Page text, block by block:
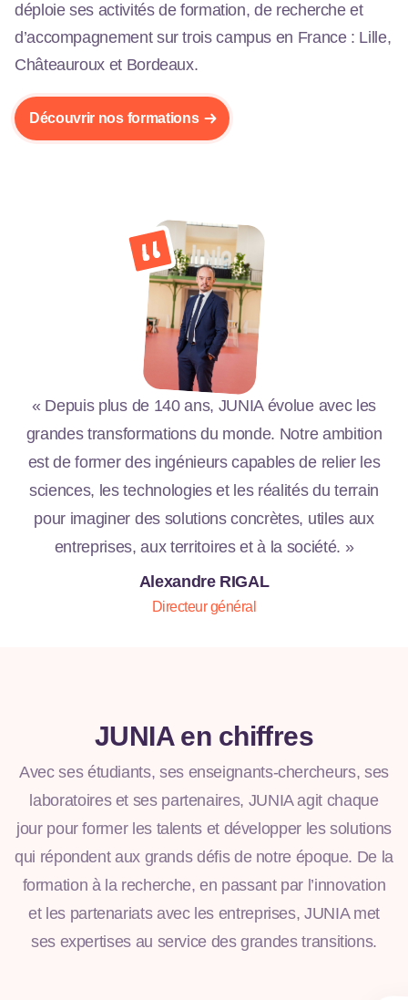
déploie ses activités de formation, de recherche et
d’accompagnement sur trois campus en France : Lille,
Châteauroux et Bordeaux.
Découvrir nos formations
« Depuis plus de 140 ans, JUNIA évolue avec les
grandes transformations du monde. Notre ambition
est de former des ingénieurs capables de relier les
sciences, les technologies et les réalités du terrain
pour imaginer des solutions concrètes, utiles aux
entreprises, aux territoires et à la société. »
Alexandre RIGAL
Directeur général
JUNIA en chiffres
Avec ses étudiants, ses enseignants-chercheurs, ses
laboratoires et ses partenaires, JUNIA agit chaque
jour pour former les talents et développer les solutions
qui répondent aux grands défis de notre époque. De la
formation à la recherche, en passant par l’innovation
et les partenariats avec les entreprises, JUNIA met
ses expertises au service des grandes transitions.